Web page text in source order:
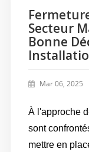
Secteur
Bonne
Mar 06, 2025
À l'approche
sont
mettre en